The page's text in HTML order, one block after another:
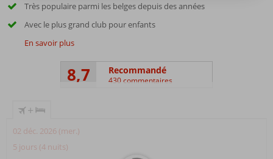
Très populaire parmi les belges depuis des années
Avec le plus grand club pour enfants
En savoir plus
8,7 Recommandé
430 commentaires
+
02 déc. 2026 (mer.)
5 jours (4 nuits)